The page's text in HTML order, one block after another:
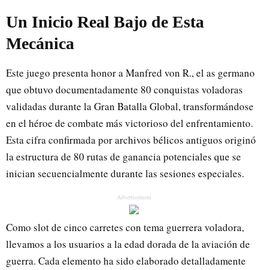
Un Inicio Real Bajo de Esta
Mecánica
Este juego presenta honor a Manfred von R., el as germano
que obtuvo documentadamente 80 conquistas voladoras
validadas durante la Gran Batalla Global, transformándose
en el héroe de combate más victorioso del enfrentamiento.
Esta cifra confirmada por archivos bélicos antiguos originó
la estructura de 80 rutas de ganancia potenciales que se
inician secuencialmente durante las sesiones especiales.
Advertisement
Como slot de cinco carretes con tema guerrera voladora,
llevamos a los usuarios a la edad dorada de la aviación de
guerra. Cada elemento ha sido elaborado detalladamente